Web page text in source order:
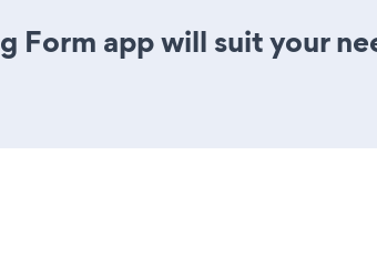
Form app will suit your